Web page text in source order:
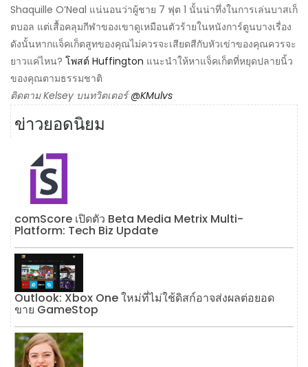
Shaquille O’Neal แน่นอนว่าผู้ชาย 7 ฟุต 1 นั้นน่าทึ่งในการเล่นบาสเก็
ตบอล แต่เสื้อคลุมกีฬาของเขาดูเหมือนตัวร้ายในหนังการ์ตูนบางเรื่อง
ดังนั้นหากแจ็คเก็ตสูทของคุณไม่ควรจะเสียดสีกับหัวเข่าของคุณควรจะ
ยาวแค่ไหน? โพสต์ Huffington แนะนำให้หาแจ็คเก็ตที่หยุดปลายนิ้ว
ของคุณตามธรรมชาติ
ติดตาม Kelsey บนทวิตเตอร์@KMulvs
ข่าวยอดนิยม
comScore เปิดตัว Beta Media Metrix Multi-
Platform: Tech Biz Update
Outlook: Xbox One ใหม่ที่ไม่ใช้ดิสก์อาจส่งผลต่อยอด
ขาย GameStop